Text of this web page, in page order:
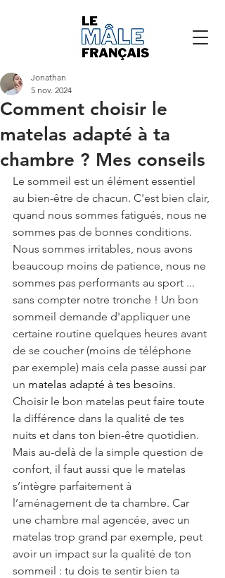
Comment choisir le
matelas adapté à ta
chambre ? Mes conseils
Jonathan
5 nov. 2024
Le sommeil est un élément essentiel
au bien-être de chacun. C'est bien clair,
quand nous sommes fatigués, nous ne
sommes pas de bonnes conditions.
Nous sommes irritables, nous avons
beaucoup moins de patience, nous ne
sommes pas performants au sport ...
sans compter notre tronche ! Un bon
sommeil demande d'appliquer une
certaine routine quelques heures avant
de se coucher (moins de téléphone
par exemple) mais cela passe aussi par
un matelas adapté à tes besoins.
Choisir le bon matelas peut faire toute
la différence dans la qualité de tes
nuits et dans ton bien-être quotidien.
Mais au-delà de la simple question de
confort, il faut aussi que le matelas
s’intègre parfaitement à
l’aménagement de ta chambre. Car
une chambre mal agencée, avec un
matelas trop grand par exemple, peut
avoir un impact sur la qualité de ton
sommeil : tu dois te sentir bien ta